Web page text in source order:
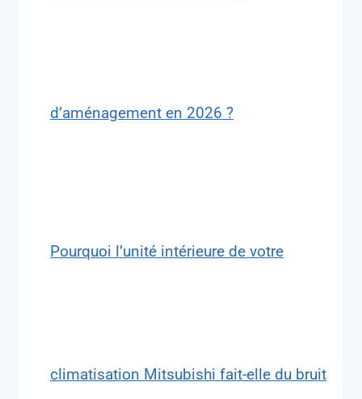
d’aménagement en 2026 ?
Pourquoi l’unité intérieure de votre
climatisation Mitsubishi fait-elle du bruit